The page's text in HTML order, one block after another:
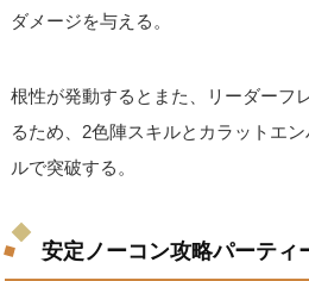
ダメージを与える。
根性が発動するとまた、リーダーフ
るため、2色陣スキルとカラットエ
ルで突破する。
安定ノーコン攻略パーティ